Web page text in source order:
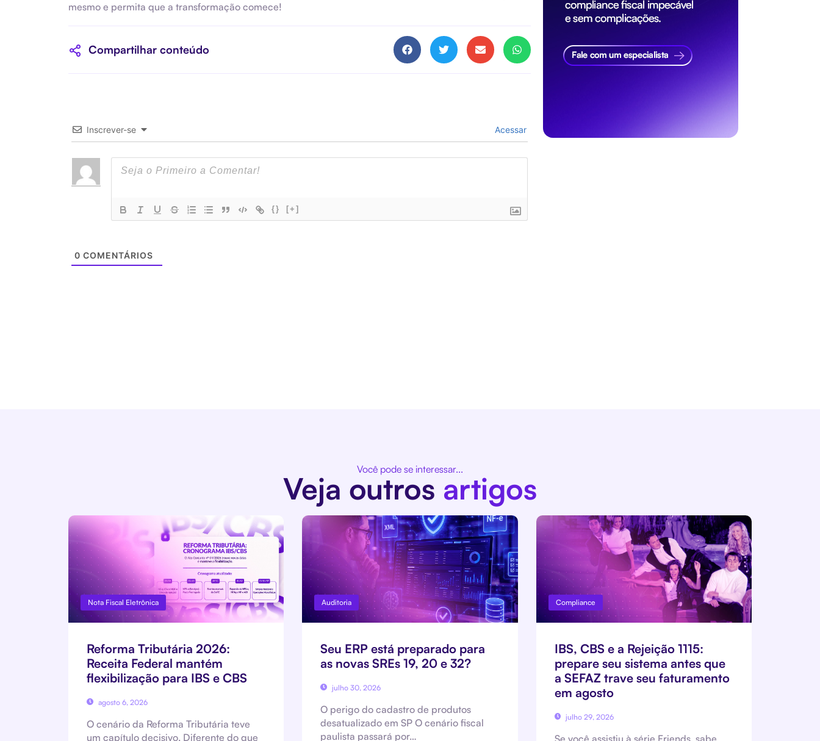
mesmo e permita que a transformação comece!
Compartilhar conteúdo
Inscrever-se Acessar
{} [+]
0 COMENTÁRIOS
Você pode se interessar...
Veja outros artigos
Nota Fiscal Eletrônica
Reforma Tributária 2026:
Receita Federal mantém
flexibilização para IBS e CBS
agosto 6, 2026
O cenário da Reforma Tributária teve
um capítulo decisivo. Diferente do que
Auditoria
Seu ERP está preparado para
as novas SREs 19, 20 e 32?
julho 30, 2026
O perigo do cadastro de produtos
desatualizado em SP O cenário fiscal
paulista passará por…
Compliance
IBS, CBS e a Rejeição 1115:
prepare seu sistema antes que
a SEFAZ trave seu faturamento
em agosto
julho 29, 2026
Se você assistiu à série Friends, sabe